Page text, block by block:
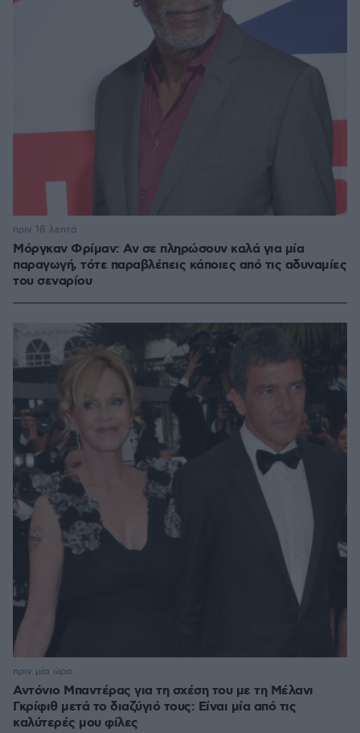
Μόργκαν Φρίμαν: Αν σε πληρώσουν καλά για μία
παραγωγή, τότε παραβλέπεις κάποιες από τις αδυναμίες
του σεναρίου
πριν 18 λεπτά
Αντόνιο Μπαντέρας για τη σχέση του με τη Μέλανι
Γκρίφιθ μετά το διαζύγιό τους: Είναι μία από τις
καλύτερές μου φίλες
πριν μία ώρα